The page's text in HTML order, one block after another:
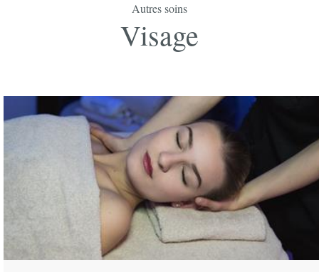
Commander votre bon cadeau
Spa
65,00 €
Adresse de facturation
Autres soins
Visage